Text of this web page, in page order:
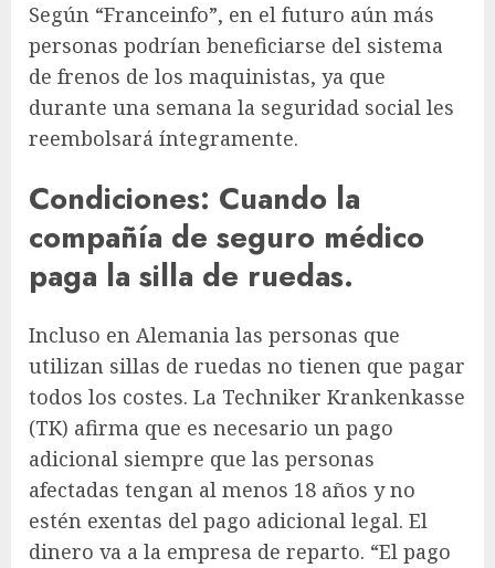
Según “Franceinfo”, en el futuro aún más
personas podrían beneficiarse del sistema
de frenos de los maquinistas, ya que
durante una semana la seguridad social les
reembolsará íntegramente.
Condiciones: Cuando la
compañía de seguro médico
paga la silla de ruedas.
Incluso en Alemania las personas que
utilizan sillas de ruedas no tienen que pagar
todos los costes. La Techniker Krankenkasse
(TK) afirma que es necesario un pago
adicional siempre que las personas
afectadas tengan al menos 18 años y no
estén exentas del pago adicional legal. El
dinero va a la empresa de reparto. “El pago